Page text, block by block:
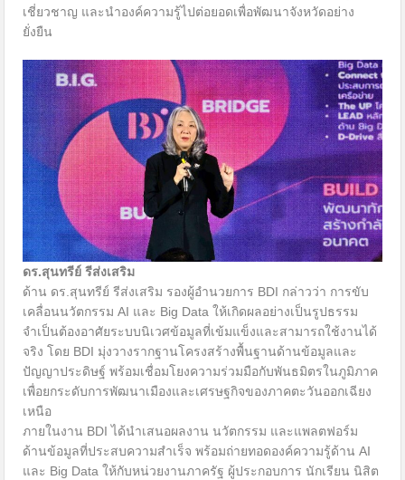
เชี่ยวชาญ และนำองค์ความรู้ไปต่อยอดเพื่อพัฒนาจังหวัดอย่าง
ยั่งยืน
ดร.สุนทรีย์ รีส่งเสริม
ด้าน ดร.สุนทรีย์ รีส่งเสริม รองผู้อำนวยการ BDI กล่าวว่า การขับ
เคลื่อนนวัตกรรม AI และ Big Data ให้เกิดผลอย่างเป็นรูปธรรม
จำเป็นต้องอาศัยระบบนิเวศข้อมูลที่เข้มแข็งและสามารถใช้งานได้
จริง โดย BDI มุ่งวางรากฐานโครงสร้างพื้นฐานด้านข้อมูลและ
ปัญญาประดิษฐ์ พร้อมเชื่อมโยงความร่วมมือกับพันธมิตรในภูมิภาค
เพื่อยกระดับการพัฒนาเมืองและเศรษฐกิจของภาคตะวันออกเฉียง
เหนือ
ภายในงาน BDI ได้นำเสนอผลงาน นวัตกรรม และแพลตฟอร์ม
ด้านข้อมูลที่ประสบความสำเร็จ พร้อมถ่ายทอดองค์ความรู้ด้าน AI
และ Big Data ให้กับหน่วยงานภาครัฐ ผู้ประกอบการ นักเรียน นิสิต